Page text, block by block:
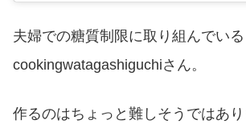
夫婦での糖質制限に取り組んでいる
cookingwatagashiguchiさん。
作るのはちょっと難しそうではあ